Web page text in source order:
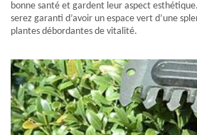
bonne santé et gardent leur aspect
serez garanti d’avoir un espace vert d’une
plantes débordantes de vitalité.